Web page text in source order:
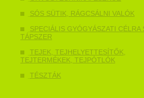
SÓS SÜTIK, RÁGCSÁLNI VALÓK
SPECIÁLIS GYÓGYÁSZATI CÉLRA
TÁPSZER
TEJEK, TEJHELYETTESÍTŐK,
TEJTERMÉKEK, TEJPÓTLÓK
TÉSZTÁK